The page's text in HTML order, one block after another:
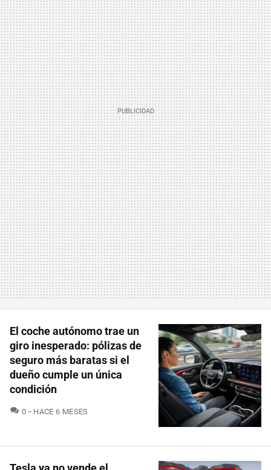
El coche autónomo trae un
giro inesperado: pólizas de
seguro más baratas si el
dueño cumple un única
condición
0 COMENTARIOS
HACE 6 MESES